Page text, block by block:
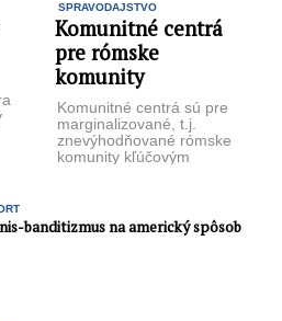
SPRAVODAJSTVO
Komunitné centrá
pre rómske
komunity
Komunitné centrá sú pre
marginalizované, t.j.
znevýhodňované rómske
komunity kľúčovým
prostredníctvom riešenia
každodenných problémov
banditizmus na americký spôsob